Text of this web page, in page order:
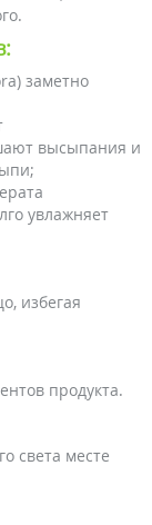
заметно
высыпания и
увлажняет
избегая
продукта.
света месте